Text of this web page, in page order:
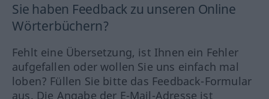
Sie haben Feedback zu unseren Online
Wörterbüchern?
Fehlt eine Übersetzung, ist Ihnen ein Fehler
aufgefallen oder wollen Sie uns einfach mal
loben? Füllen Sie bitte das Feedback-Formular
aus. Die Angabe der E-Mail-Adresse ist